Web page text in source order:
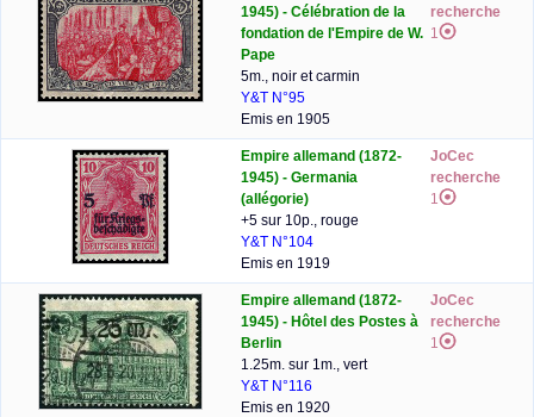
1945) - Célébration de la
fondation de l'Empire de W.
Pape
5m., noir et carmin
Y&T N°95
Emis en 1905
recherche
1
Empire allemand (1872-
1945) - Germania
(allégorie)
+5 sur 10p., rouge
Y&T N°104
Emis en 1919
JoCec
recherche
1
Empire allemand (1872-
1945) - Hôtel des Postes à
Berlin
1.25m. sur 1m., vert
Y&T N°116
Emis en 1920
JoCec
recherche
1